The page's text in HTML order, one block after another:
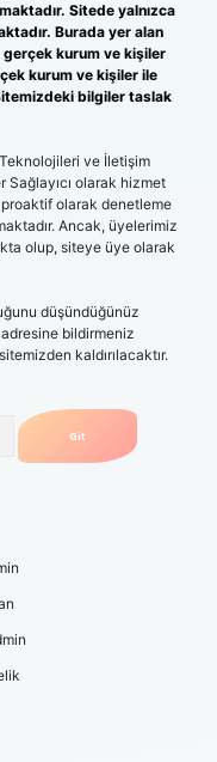
Sitede yalnızca
Burada yer alan
kurum ve kişiler
kurum ve kişiler ile
bilgiler taslak
ve İletişim
Sağlayıcı olarak hizmet
olarak denetleme
Ancak, üyelerimiz
olup, siteye üye olarak
düşündüğünüz
adresine bildirmeniz
kaldırılacaktır.